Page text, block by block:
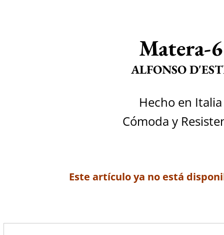
Matera-6
ALFONSO
Hecho en Italia
Cómoda y
Este artículo ya no está